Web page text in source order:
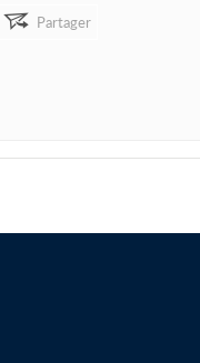
Partager